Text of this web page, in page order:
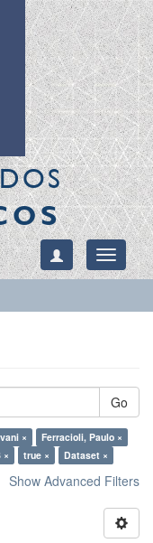
Toggle
Go
×
Ferracioli, Paulo ×
× true × Dataset ×
Show Advanced Filters